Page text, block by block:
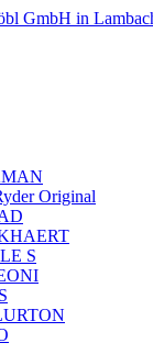
Original
S